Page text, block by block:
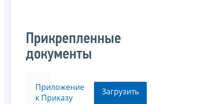
Прикрепленные
документы
Приложение
к Приказу
Загрузить